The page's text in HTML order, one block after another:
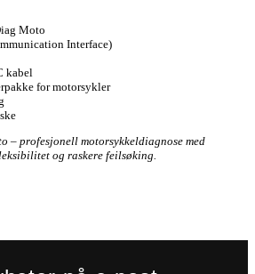
Moto
Interface)
kabel
for motorsykler
– profesjonell motorsykkeldiagnose med
og raskere feilsøking.